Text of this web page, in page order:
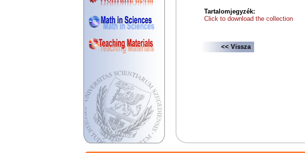
Tartalomjegyzék:
Click to download the collection
<< Vissza